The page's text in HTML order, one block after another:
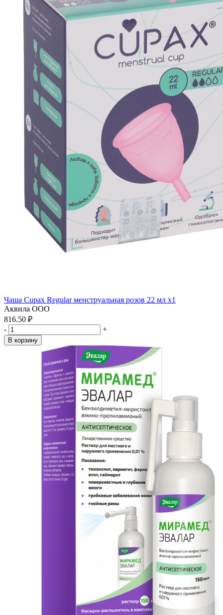
Чаша Cupax Regular менструальная розов 22 мл x1
Аквила ООО
816.50 ₽
-
+
В корзину